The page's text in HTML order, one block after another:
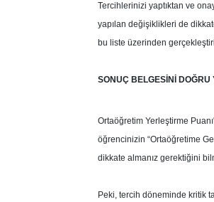
Tercihlerinizi yaptıktan ve
yapılan değişiklikleri de
bu liste üzerinden
SONUÇ BELGESİNİ DOĞRU
Ortaöğretim Yerleştirme
öğrencinizin “Ortaöğretime
dikkate almanız gerektiğini
Peki, tercih döneminde kritik